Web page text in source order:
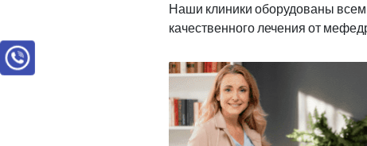
Наши клиники оборудованы
качественного лечения от